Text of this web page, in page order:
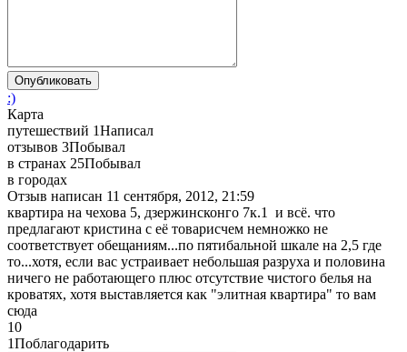
:)
Карта
путешествий 1Написал
отзывов 3Побывал
в странах 25Побывал
в городах
Отзыв написан 11 сентября, 2012, 21:59
квартира на чехова 5, дзержинсконго 7к.1 и всё. что
предлагают кристина с её товарисчем немножко не
соответствует обещаниям...по пятибальной шкале на 2,5 где
то...хотя, если вас устраивает небольшая разруха и половина
ничего не работающего плюс отсутствие чистого белья на
кроватях, хотя выставляется как "элитная квартира" то вам
сюда
10
1Поблагодарить